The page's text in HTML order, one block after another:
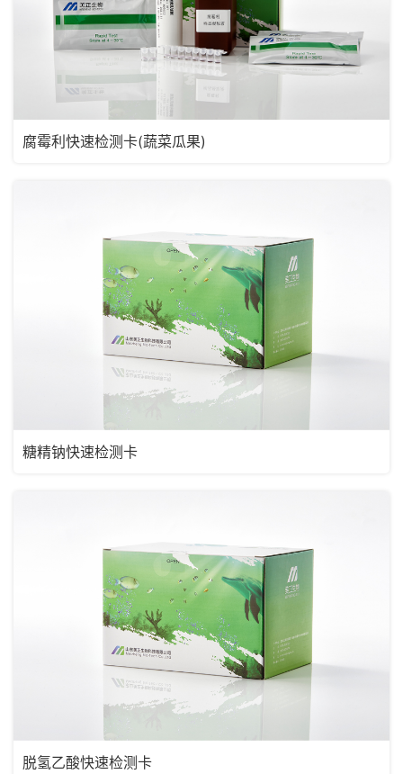
腐霉利快速检测卡(蔬菜瓜果)
糖精钠快速检测卡
脱氢乙酸快速检测卡